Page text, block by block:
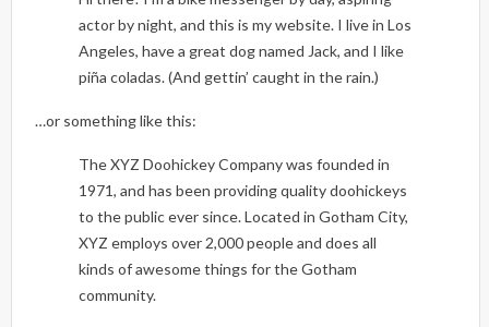
actor by night, and this is my website. I live in Los
Angeles, have a great dog named Jack, and I like
piña coladas. (And gettin’ caught in the rain.)
…or something like this:
The XYZ Doohickey Company was founded in
1971, and has been providing quality doohickeys
to the public ever since. Located in Gotham City,
XYZ employs over 2,000 people and does all
kinds of awesome things for the Gotham
community.